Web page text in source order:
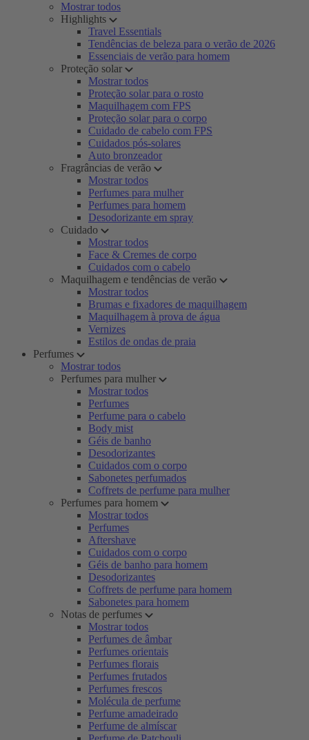
Mostrar todos
Highlights
Travel Essentials
Tendências de beleza para o verão de 2026
Essenciais de verão para homem
Proteção solar
Mostrar todos
Proteção solar para o rosto
Maquilhagem com FPS
Proteção solar para o corpo
Cuidado de cabelo com FPS
Cuidados pós-solares
Auto bronzeador
Fragrâncias de verão
Mostrar todos
Perfumes para mulher
Perfumes para homem
Desodorizante em spray
Cuidado
Mostrar todos
Face & Cremes de corpo
Cuidados com o cabelo
Maquilhagem e tendências de verão
Mostrar todos
Brumas e fixadores de maquilhagem
Maquilhagem à prova de água
Vernizes
Estilos de ondas de praia
Perfumes
Mostrar todos
Perfumes para mulher
Mostrar todos
Perfumes
Perfume para o cabelo
Body mist
Géis de banho
Desodorizantes
Cuidados com o corpo
Sabonetes perfumados
Coffrets de perfume para mulher
Perfumes para homem
Mostrar todos
Perfumes
Aftershave
Cuidados com o corpo
Géis de banho para homem
Desodorizantes
Coffrets de perfume para homem
Sabonetes para homem
Notas de perfumes
Mostrar todos
Perfumes de âmbar
Perfumes orientais
Perfumes florais
Perfumes frutados
Perfumes frescos
Molécula de perfume
Perfume amadeirado
Perfume de almíscar